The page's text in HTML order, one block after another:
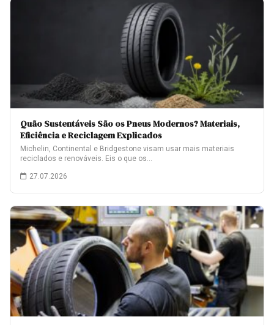
Quão Sustentáveis São os Pneus Modernos? Materiais,
Eficiência e Reciclagem Explicados
Michelin, Continental e Bridgestone visam usar mais materiais
reciclados e renováveis. Eis o que os…
27.07.2026